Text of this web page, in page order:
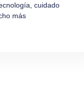
cuidado
más